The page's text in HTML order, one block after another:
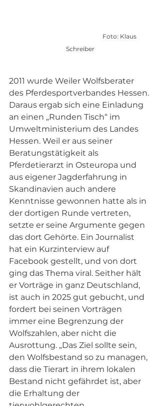
Schreiber
2011 wurde Weiler Wolfsberater
des Pferdesportverbandes Hessen.
Daraus ergab sich eine Einladung
an einen „Runden Tisch“ im
Umweltministerium des Landes
Hessen. Weil er aus seiner
Beratungstätigkeit als
Pferdetierarzt in Osteuropa und
aus eigener Jagderfahrung in
Skandinavien auch andere
Kenntnisse gewonnen hatte als in
der dortigen Runde vertreten,
setzte er seine Argumente gegen
das dort Gehörte. Ein Journalist
hat ein Kurzinterview auf
Facebook gestellt, und von dort
ging das Thema viral. Seither hält
er Vorträge in ganz Deutschland,
ist auch in 2025 gut gebucht, und
fordert bei seinen Vorträgen
immer eine Begrenzung der
Wolfszahlen, aber nicht die
Ausrottung. „Das Ziel sollte sein,
den Wolfsbestand so zu managen,
dass die Tierart in ihrem lokalen
Bestand nicht gefährdet ist, aber
die Erhaltung der